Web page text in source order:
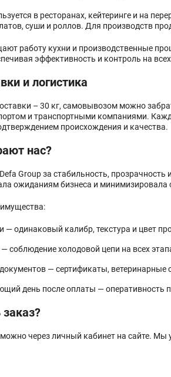
в ресторанах, кейтеринге и на
суши и роллов. Для производств
работу кухни и производственные
эффективность и контроль на
и логистика
– 30 кг, самовывозом можно
и транспортными компаниями.
происхождения и качества.
нас?
Group за стабильность,
ожиданиям бизнеса и минимизировала
— одинаковый калибр, текстура и цвет
соблюдение холодовой цепи на всех
— сертификаты, ветеринарные
день после оплаты — оперативность
через личный кабинет на сайте.